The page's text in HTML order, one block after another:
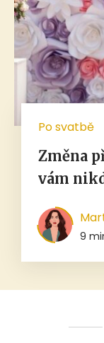
Po svatbě
Změna
vám
9